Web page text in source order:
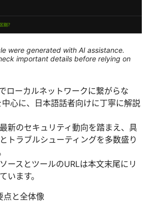
were generated with AI assistance.
important details before relying on
ローカルネットワークに繋がらな
心に、日本語話者向けに丁寧に解説
新のセキュリティ動向を踏まえ、具
トラブルシューティングを多数盛り
ースとツールのURLは本文末尾にリ
います。
点と全体像